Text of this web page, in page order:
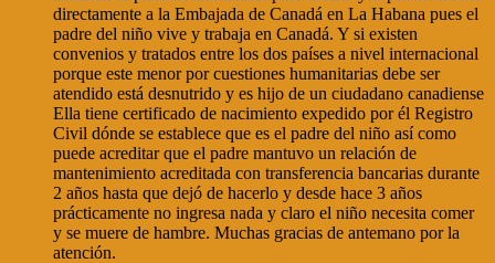
directamente a la Embajada de Canadá en La Habana pues el
padre del niño vive y trabaja en Canadá. Y si existen
convenios y tratados entre los dos países a nivel internacional
porque este menor por cuestiones humanitarias debe ser
atendido está desnutrido y es hijo de un ciudadano canadiense
Ella tiene certificado de nacimiento expedido por él Registro
Civil dónde se establece que es el padre del niño así como
puede acreditar que el padre mantuvo un relación de
mantenimiento acreditada con transferencia bancarias durante
2 años hasta que dejó de hacerlo y desde hace 3 años
prácticamente no ingresa nada y claro el niño necesita comer
y se muere de hambre. Muchas gracias de antemano por la
atención.